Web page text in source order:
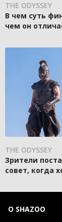
THE ODYSSEY
В чем суть
чем он
THE ODYSSEY
Зрители
совет, когда
О SHAZOO